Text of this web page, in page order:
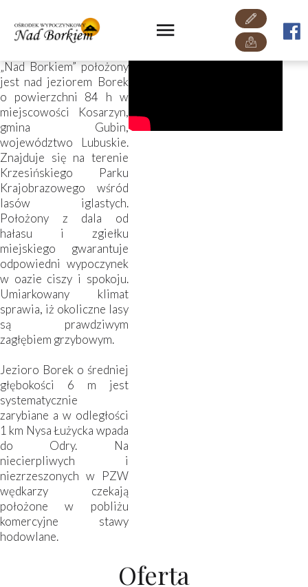
O nas
„Nad Borkiem” położony
jest nad jeziorem Borek
o powierzchni 84 h w
miejscowości Kosarzyn,
gmina Gubin,
województwo Lubuskie.
Znajduje się na terenie
Krzesińskiego Parku
Krajobrazowego wśród
lasów iglastych.
Położony z dala od
hałasu i zgiełku
miejskiego gwarantuje
odpowiedni wypoczynek
w oazie ciszy i spokoju.
Umiarkowany klimat
sprawia, iż okoliczne lasy
są prawdziwym
zagłębiem grzybowym.
Jezioro Borek o średniej
głębokości 6 m jest
systematycznie
zarybiane a w odległości
1 km Nysa Łużycka wpada
do Odry. Na
niecierpliwych i
niezrzeszonych w PZW
wędkarzy czekają
położone w pobliżu
komercyjne stawy
hodowlane.
Oferta